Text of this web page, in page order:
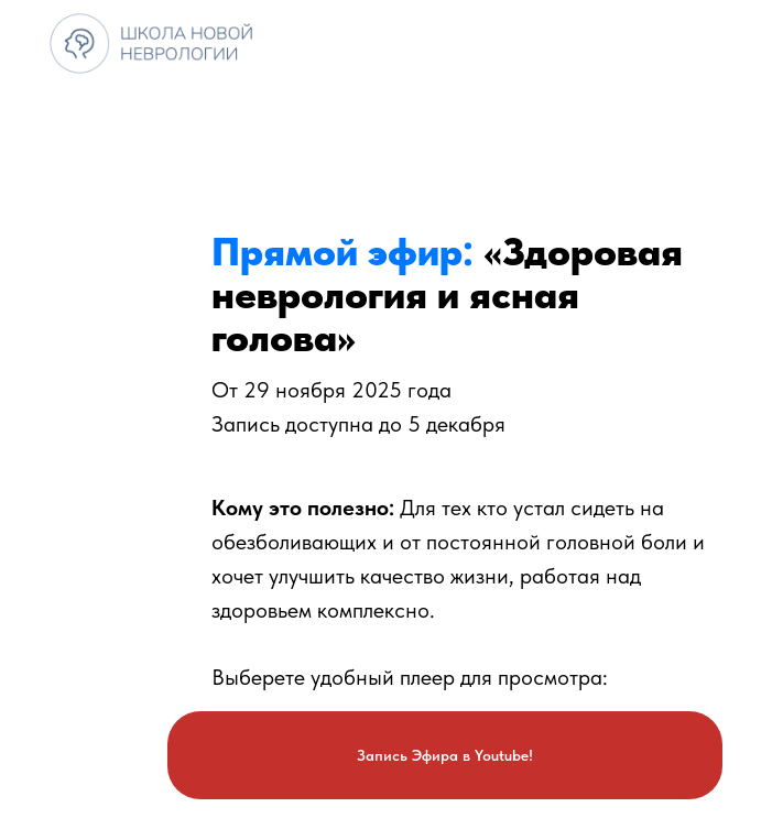
Прямой эфир: «Здоровая
неврология и ясная
голова»
Кому это полезно: Для тех кто устал сидеть на
обезболивающих и от постоянной головной боли и
хочет улучшить качество жизни, работая над
здоровьем комплексно.
Запись Эфира в Youtube!
Выберете удобный плеер для просмотра:
От 29 ноября 2025 года
Запись доступна до 5 декабря